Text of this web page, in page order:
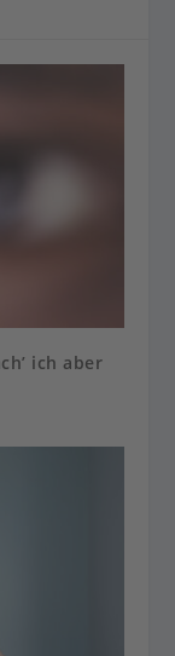
ich aber